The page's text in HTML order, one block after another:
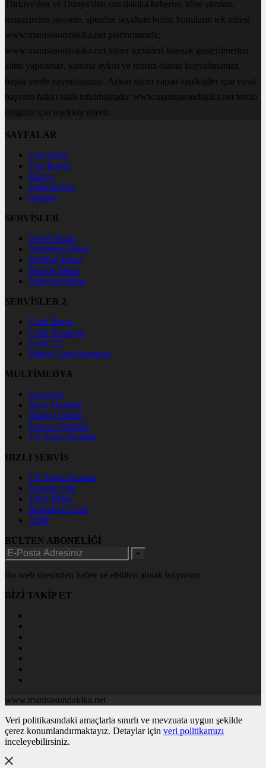
Türkiye'den ve Dünya’dan son dakika haberler, köşe yazıları,
magazinden siyasete, spordan seyahate bütün konuların tek adresi
www.manisasondakika.net platformunda;
www.manisasondakika.net haber içerikleri kaynak gösterilmeden
alıntı yapılamaz, kanuna aykırı ve izinsiz olarak kopyalanamaz,
başka yerde yayınlanamaz. Aykırı işlem yapan kişi/kişiler için yasal
başvuru hakkı saklı tutulmaktadır. www.manisasondakika.net tercih
ettiğiniz için teşekkür ederiz.
SAYFALAR
Üye Girişi
Üye Kaydı
Künye
Hakkımızda
İletişim
SERVİSLER
Futbol İddaa
Basketbol İddaa
Hentbol İddaa
Bilardo İddaa
Voleybol İddaa
SERVİSLER 2
Canlı Borsa
Canlı Sonuçlar
Canlı TV
Futbol Canlı Sonuçlar
MULTİMEDYA
Gazeteler
Hava Durumu
Haber Gönder
Namaz Vakitleri
TV Yayın Akışları
HIZLI SERVİS
TV Yayın Akışları
Yazarlar Site
Tenis İddaa
Basketbol Canlı
AMP
BÜLTEN ABONELİĞİ
+
Bu web sitesinden haber ve ebülten almak istiyorum
BİZİ TAKİP ET
www.manisasondakika.net
Veri politikasındaki amaçlarla sınırlı ve mevzuata uygun şekilde
çerez konumlandırmaktayız. Detaylar için veri politikamızı
inceleyebilirsiniz.